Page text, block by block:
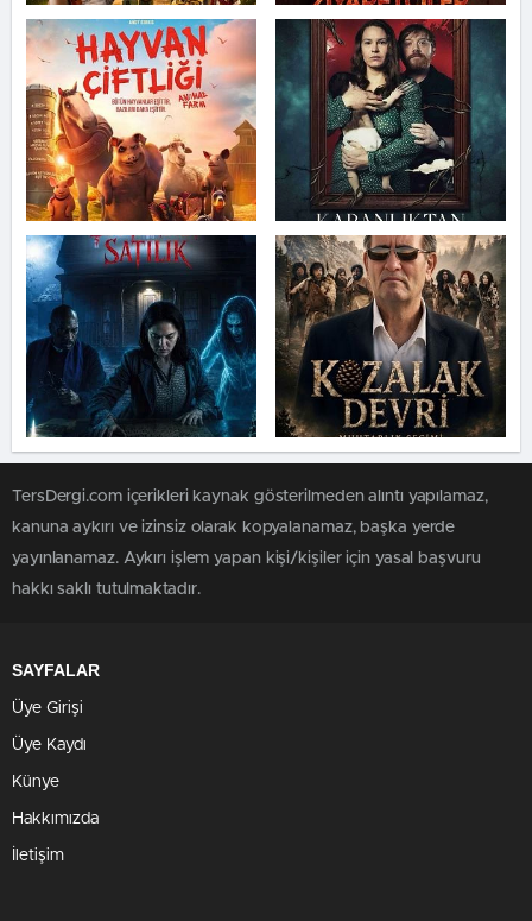
TersDergi.com içerikleri kaynak gösterilmeden alıntı yapılamaz,
kanuna aykırı ve izinsiz olarak kopyalanamaz, başka yerde
yayınlanamaz. Aykırı işlem yapan kişi/kişiler için yasal başvuru
hakkı saklı tutulmaktadır.
SAYFALAR
Üye Girişi
Üye Kaydı
Künye
Hakkımızda
İletişim